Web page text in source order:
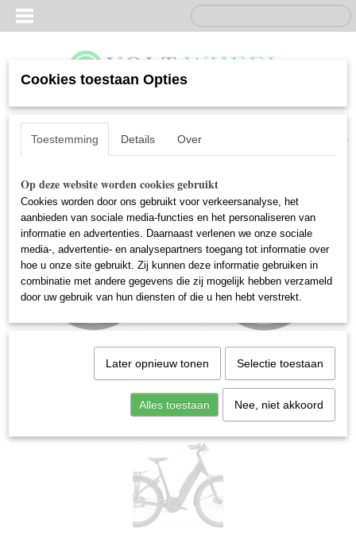
Inloggen Registreren
UW WINKELWAGEN
(0)
Cookies toestaan Opties
Toestemming Details Over
Op deze website worden cookies gebruikt
Cookies worden door ons gebruikt voor verkeersanalyse, het
aanbieden van sociale media-functies en het personaliseren van
informatie en advertenties. Daarnaast verlenen we onze sociale
media-, advertentie- en analysepartners toegang tot informatie over
hoe u onze site gebruikt. Zij kunnen deze informatie gebruiken in
combinatie met andere gegevens die zij mogelijk hebben verzameld
door uw gebruik van hun diensten of die u hen hebt verstrekt.
Later opnieuw tonen Selectie toestaan
Alles toestaan Nee, niet akkoord